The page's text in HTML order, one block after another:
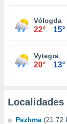
Vólogda
22° 15°
Vytegra
20° 13°
Localidades
Pezhma (21.72